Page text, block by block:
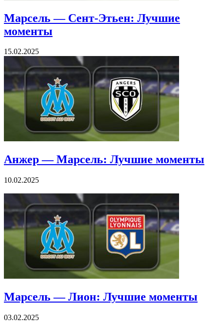
Марсель — Сент-Этьен: Лучшие
моменты
15.02.2025
Анжер — Марсель: Лучшие моменты
10.02.2025
Марсель — Лион: Лучшие моменты
03.02.2025